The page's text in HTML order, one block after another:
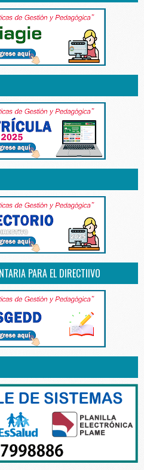
PARA EL DIRECTIIVO